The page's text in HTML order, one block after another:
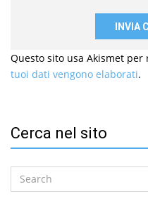
Questo sito usa Akismet
tuoi dati vengono elaborati.
Cerca nel sito
Search
for: